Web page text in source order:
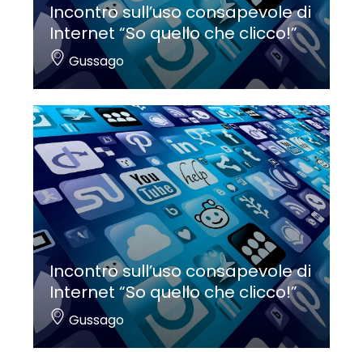
Incontro sull’uso consapevole di
Internet “So quello che clicco!”
Gussago
Incontro sull’uso consapevole di
Internet “So quello che clicco!”
Gussago